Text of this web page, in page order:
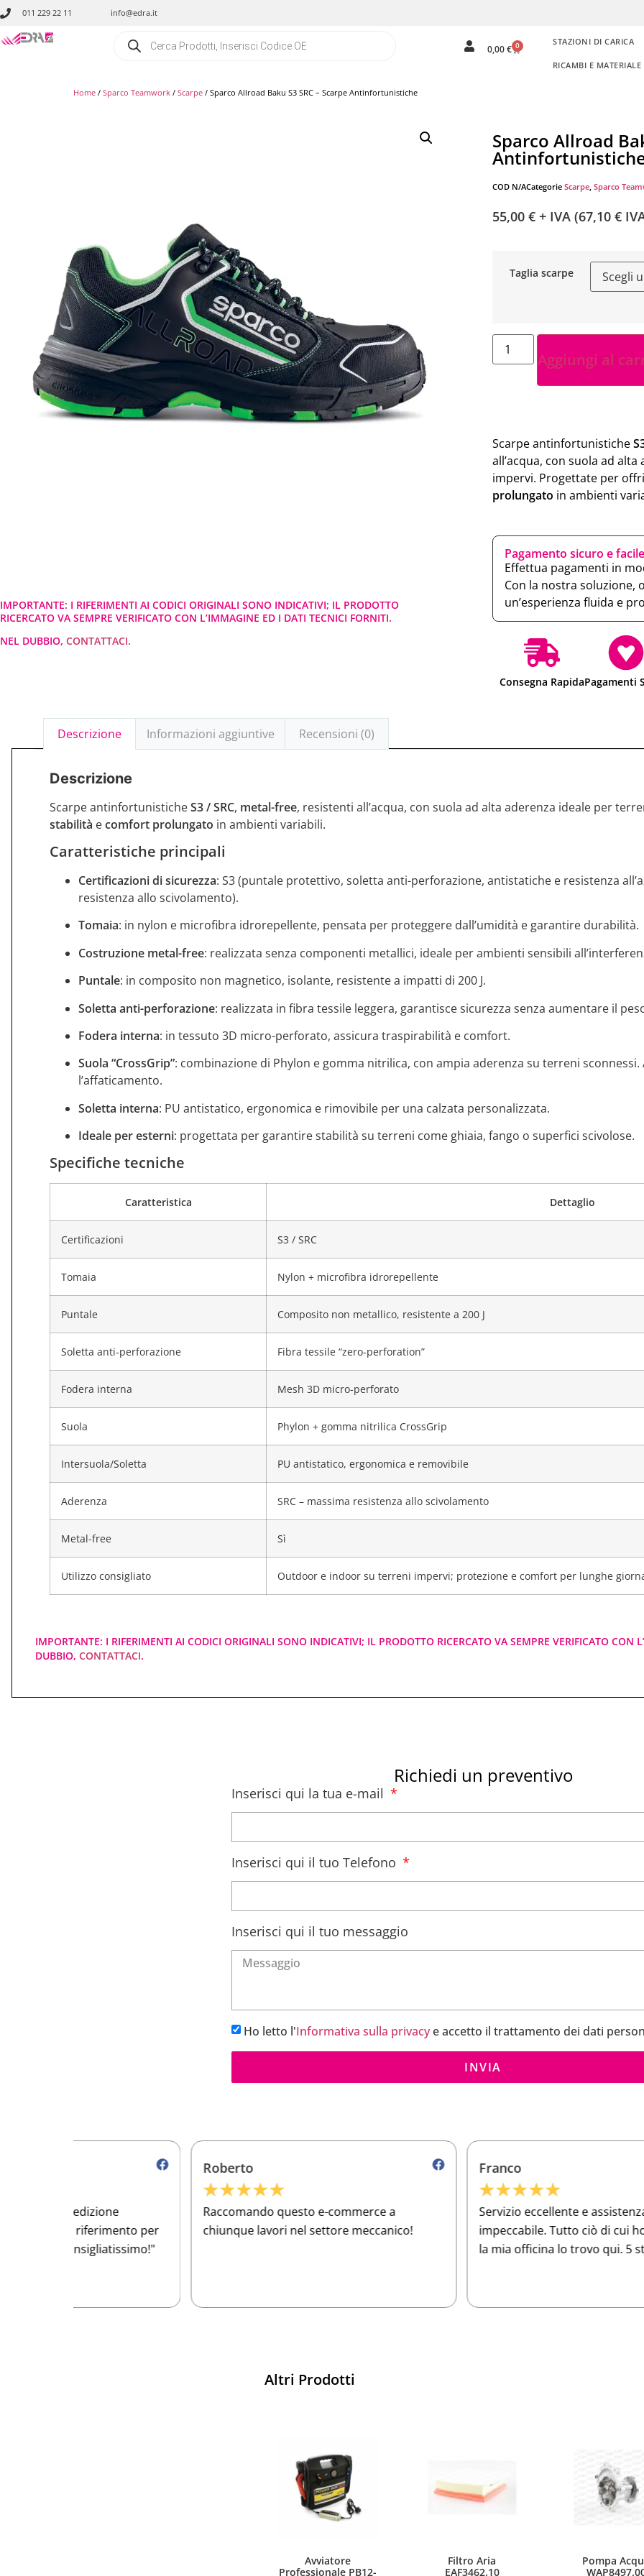
011 229 22 11 info@edra.it
0,00€ 0 STAZIONI DI CARICA
RICAMBI E
Home / Sparco Teamwork / Scarpe / Sparco Allroad Baku S3 SRC – Scarpe Antinfortunistiche
IMPORTANTE: I RIFERIMENTI AI CODICI ORIGINALI SONO INDICATIVI; IL PRODOTTO
RICERCATO VA SEMPRE VERIFICATO CON L’IMMAGINE ED I DATI TECNICI FORNITI.
NEL DUBBIO, CONTATTACI.
Sparco Allroad
COD N/ACategorie Scarpe, Sparco
55,00 € + IVA (67,10 €
Taglia scarpe
Aggiungi al
Scarpe antinfortunistiche
all’acqua, con suola ad
impervi. Progettate per
prolungato in ambienti
Pagamento sicuro e facile
Effettua pagamenti in
Con la nostra soluzione,
un’esperienza fluida e
Consegna RapidaPagamenti
Descrizione Informazioni aggiuntive Recensioni (0)
Descrizione
Scarpe antinfortunisticheS3 / SRC, metal-free, resistenti all’acqua, con suola ad alta aderenza ideale per
stabilità ecomfort prolungato in ambienti variabili.
Caratteristiche principali
Certificazioni di sicurezza: S3 (puntale protettivo, soletta anti-perforazione, antistatiche e resistenza
resistenza allo scivolamento).
Tomaia: in nylon e microfibra idrorepellente, pensata per proteggere dall’umidità e garantire durabilità.
Costruzione metal-free: realizzata senza componenti metallici, ideale per ambienti sensibili
Puntale: in composito non magnetico, isolante, resistente a impatti di 200 J.
Soletta anti-perforazione: realizzata in fibra tessile leggera, garantisce sicurezza senza aumentare il
Fodera interna: in tessuto 3D micro-perforato, assicura traspirabilità e comfort.
Suola “CrossGrip”: combinazione di Phylon e gomma nitrilica, con ampia aderenza su terreni
l’affaticamento.
Soletta interna: PU antistatico, ergonomica e rimovibile per una calzata personalizzata.
Ideale per esterni: progettata per garantire stabilità su terreni come ghiaia, fango o superfici scivolose.
Specifiche tecniche
Caratteristica Dettaglio
Certificazioni S3 / SRC
Tomaia Nylon + microfibra idrorepellente
Puntale Composito non metallico, resistente a 200 J
Soletta anti-perforazione Fibra tessile “zero-perforation”
Fodera interna Mesh 3D micro-perforato
Suola Phylon + gomma nitrilica CrossGrip
Intersuola/Soletta PU antistatico, ergonomica e removibile
Aderenza SRC – massima resistenza allo scivolamento
Metal-free Sì
Utilizzo consigliato Outdoor e indoor su terreni impervi; protezione e comfort per lunghe
IMPORTANTE: I RIFERIMENTI AI CODICI ORIGINALI SONO INDICATIVI; IL PRODOTTO RICERCATO VA SEMPRE VERIFICATO CON
DUBBIO, CONTATTACI.
Richiedi un preventivo
Inserisci qui la tua e-mail
Inserisci qui il tuo Telefono
Inserisci qui il tuo messaggio
Ho letto l'Informativa sulla privacye accetto il trattamento dei dati
INVIA
Raccomando questo e-commerce a
chiunque lavori nel settore meccanico!
Servizio eccellente e assistenza clienti
impeccabile. Tutto ciò di cui ho bisogno per
la mia officina lo trovo qui. 5 stelle meritate!
Altri Prodotti
Avviatore
Professionale PB12-
Filtro Aria
EAF3462.10
Pompa